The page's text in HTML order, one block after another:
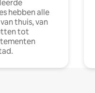
hebben alle
thuis, van
tot